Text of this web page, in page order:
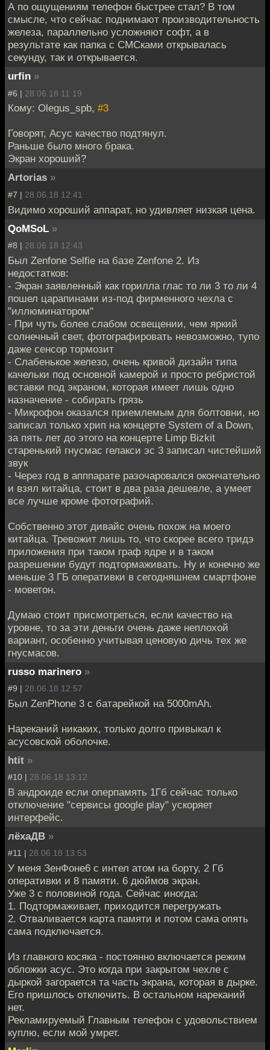
А по ощущениям телефон быстрее стал? В том
смысле, что сейчас поднимают производительность
железа, параллельно усложняют софт, а в
результате как папка с СМСками открывалась
секунду, так и открывается.
urfin »
#6 | 28.06.18 11:19
Кому: Olegus_spb, #3
Говорят, Асус качество подтянул.
Раньше было много брака.
Экран хороший?
Artorias »
#7 | 28.06.18 12:41
Видимо хороший аппарат, но удивляет низкая цена.
QoMSoL »
#8 | 28.06.18 12:43
Был Zenfone Selfie на базе Zenfone 2. Из
недостатков:
- Экран заявленный как горилла глас то ли 3 то ли 4
пошел царапинами из-под фирменного чехла с
"иллюминатором"
- При чуть более слабом освещении, чем яркий
солнечный свет, фотографировать невозможно, тупо
даже сенсор тормозит
- Слабенькое железо, очень кривой дизайн типа
качельки под основной камерой и просто ребристой
вставки под экраном, которая имеет лишь одно
назначение - собирать грязь
- Микрофон оказался приемлемым для болтовни, но
записал только хрип на концерте System of a Down,
за пять лет до этого на концерте Limp Bizkit
старенький гнусмас гелакси эс 3 записал чистейший
звук
- Через год в апппарате разочаровался окончательно
и взял китайца, стоит в два раза дешевле, а умеет
все лучше кроме фотографий.
Собственно этот дивайс очень похож на моего
китайца. Тревожит лишь то, что скорее всего тридэ
приложения при таком граф ядре и в таком
разрешении будут подтормаживать. Ну и конечно же
меньше 3 ГБ оперативки в сегодняшнем смартфоне
- моветон.
Думаю стоит присмотреться, если качество на
уровне, то за эти деньги очень даже неплохой
вариант, особенно учитывая ценовую дичь тех же
гнусмасов.
russo marinero »
#9 | 28.06.18 12:57
Был ZenPhone 3 с батарейкой на 5000mAh.
Нареканий никаких, только долго привыкал к
асусовской оболочке.
htit »
#10 | 28.06.18 13:12
В андроиде если оперпамять 1Гб сейчас только
отключение "сервисы google play" ускоряет
интерфейс.
лёхаДВ »
#11 | 28.06.18 13:53
У меня ЗенФоне6 с интел атом на борту, 2 Гб
оперативки и 8 памяти. 6 дюймов экран.
Уже 3 с половиной года. Сейчас иногда:
1. Подтормаживает, приходится перегружать
2. Отваливается карта памяти и потом сама опять
сама подключается.
Из главного косяка - постоянно включается режим
обложки асус. Это когда при закрытом чехле с
дыркой загорается та часть экрана, которая в дырке.
Его пришлось отключить. В остальном нареканий
нет.
Рекламируемый Главным телефон с удовольствием
куплю, если мой умрет.